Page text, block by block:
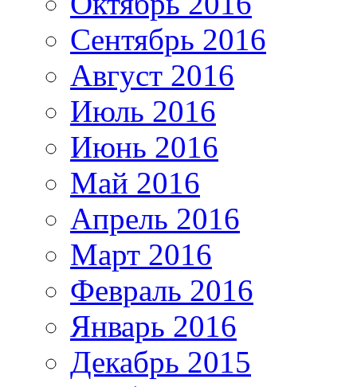
Сентябрь 2016
Август 2016
Июль 2016
Июнь 2016
Май 2016
Апрель 2016
Март 2016
Февраль 2016
Январь 2016
Декабрь 2015